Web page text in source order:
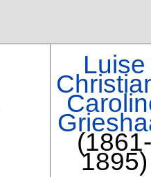
Luise
1895)